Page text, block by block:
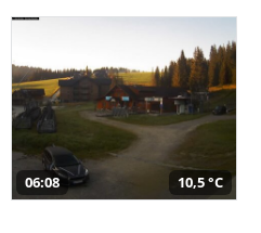
06:08 10,5 °C